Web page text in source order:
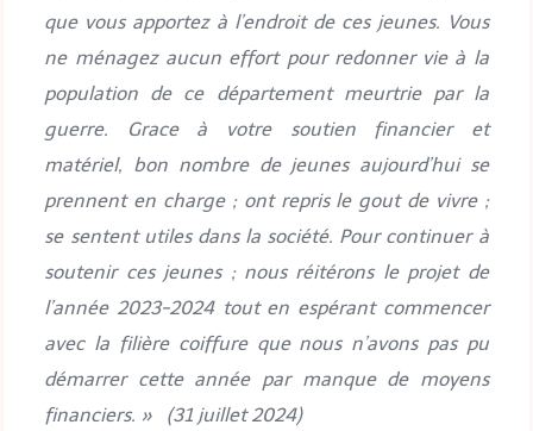
que vous apportez à l’endroit de ces jeunes. Vous
ne ménagez aucun effort pour redonner vie à la
population de ce département meurtrie par la
guerre. Grace à votre soutien financier et
matériel, bon nombre de jeunes aujourd’hui se
prennent en charge ; ont repris le gout de vivre ;
se sentent utiles dans la société. Pour continuer à
soutenir ces jeunes ; nous réitérons le projet de
l’année 2023-2024 tout en espérant commencer
avec la filière coiffure que nous n’avons pas pu
démarrer cette année par manque de moyens
financiers. » (31 juillet 2024)